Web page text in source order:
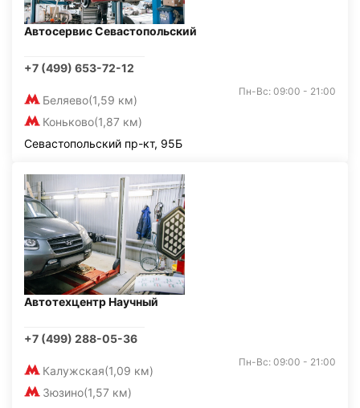
Автосервис Севастопольский
+7 (499) 653-72-12
Беляево(1,59 км)
Коньково(1,87 км)
Пн-Вс: 09:00 - 21:00
Севастопольский пр-кт, 95Б
Автотехцентр Научный
+7 (499) 288-05-36
Калужская(1,09 км)
Зюзино(1,57 км)
Пн-Вс: 09:00 - 21:00